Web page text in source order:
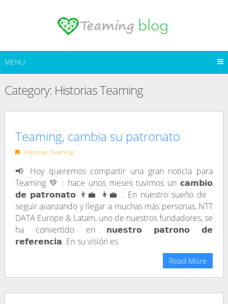
MENU
Category: Historias Teaming
Teaming, cambia su patronato
Historias Teaming
📢 Hoy queremos compartir una gran noticia para
Teaming 💚 : hace unos meses tuvimos un 𝗰𝗮𝗺𝗯𝗶𝗼
𝗱𝗲 𝗽𝗮𝘁𝗿𝗼𝗻𝗮𝘁𝗼 👨‍💼 👩‍💼 . En nuestro sueño de
seguir avanzando y llegar a muchas más personas, NTT
DATA Europe & Latam, uno de nuestros fundadores, se
ha convertido en 𝗻𝘂𝗲𝘀𝘁𝗿𝗼 𝗽𝗮𝘁𝗿𝗼𝗻𝗼 𝗱𝗲
𝗿𝗲𝗳𝗲𝗿𝗲𝗻𝗰𝗶𝗮. En su visión es
Read More